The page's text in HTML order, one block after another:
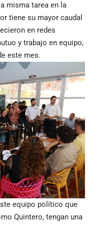
misma tarea en la
tiene su mayor caudal
en redes
y trabajo en equipo,
este mes.
equipo político que
Quintero, tengan una